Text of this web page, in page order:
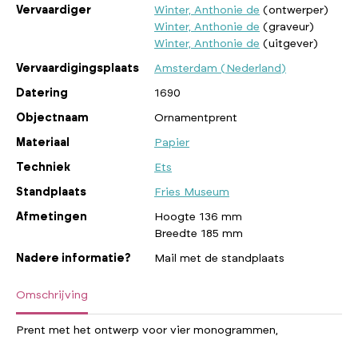
Vervaardiger Winter, Anthonie de (ontwerper)
Winter, Anthonie de (graveur)
Winter, Anthonie de (uitgever)
Vervaardigingsplaats Amsterdam (Nederland)
Datering 1690
Objectnaam Ornamentprent
Materiaal Papier
Techniek Ets
Standplaats Fries Museum
Afmetingen
Hoogte 136 mm
Breedte 185 mm
Nadere informatie? Mail met de standplaats
Omschrijving
Prent met het ontwerp voor vier monogrammen,